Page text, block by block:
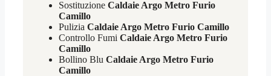
Sostituzione Caldaie Argo Metro Furio
Camillo
Pulizia Caldaie Argo Metro Furio Camillo
Controllo Fumi Caldaie Argo Metro Furio
Camillo
Bollino Blu Caldaie Argo Metro Furio
Camillo